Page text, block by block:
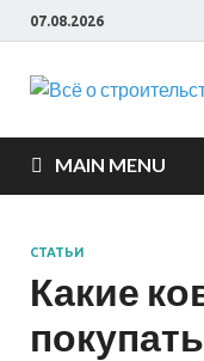
07.08.2026
MAIN MENU
СТАТЬИ
Какие
покупать